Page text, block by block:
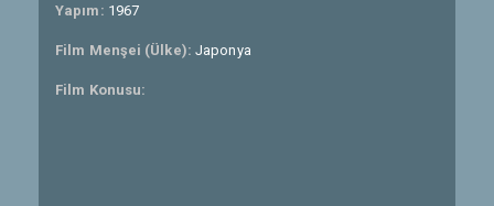
Yapım: 1967
Film Menşei (Ülke): Japonya
Film Konusu: